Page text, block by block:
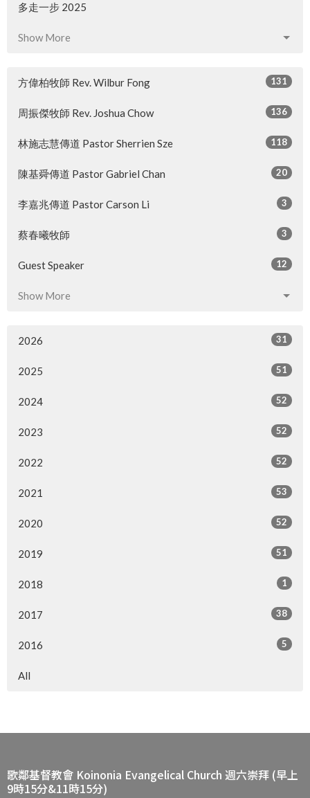
多走一步 2025
Show More
方偉柏牧師 Rev. Wilbur Fong 131
周振傑牧師 Rev. Joshua Chow 136
林施志慧傳道 Pastor Sherrien Sze 118
陳基舜傳道 Pastor Gabriel Chan 20
李嘉兆傳道 Pastor Carson Li 3
蔡春曦牧師 3
Guest Speaker 12
Show More
2026 31
2025 51
2024 52
2023 52
2022 52
2021 53
2020 52
2019 51
2018 1
2017 38
2016 5
All
歌鄰基督教會 Koinonia Evangelical Church 週六崇拜 (早上
9時15分&11時15分)